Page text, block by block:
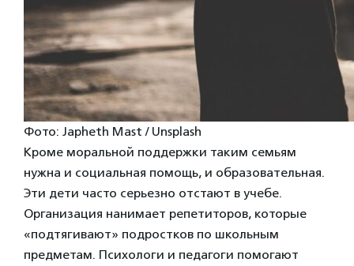
Фото: Japheth Mast / Unsplash
Кроме моральной поддержки таким семьям
нужна и социальная помощь, и образовательная.
Эти дети часто серьезно отстают в учебе.
Организация нанимает репетиторов, которые
«подтягивают» подростков по школьным
предметам. Психологи и педагоги помогают